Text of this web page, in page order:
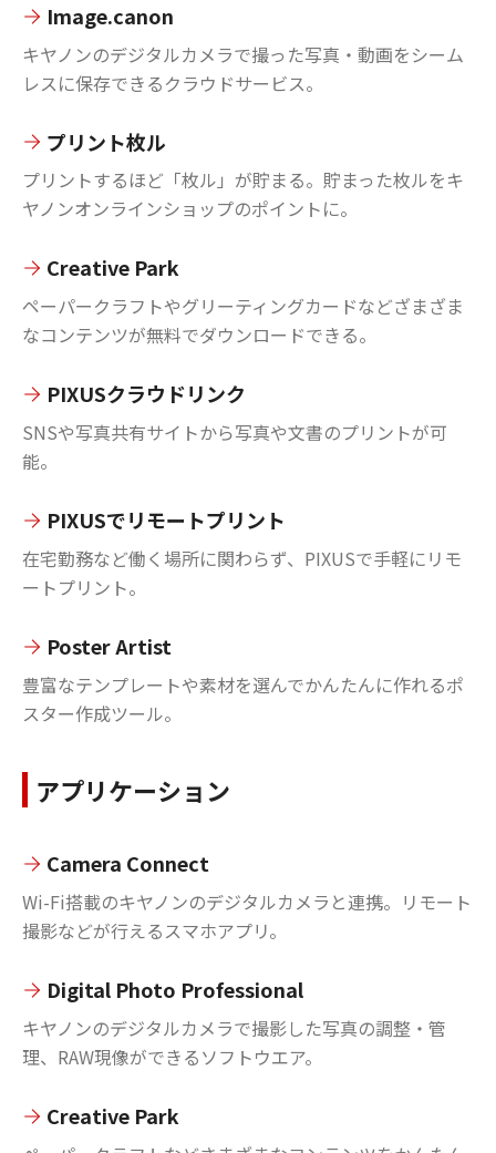
Image.canon
キヤノンのデジタルカメラで撮った写真・動画をシーム
レスに保存できるクラウドサービス。
プリント枚ル
プリントするほど「枚ル」が貯まる。貯まった枚ルをキ
ヤノンオンラインショップのポイントに。
Creative Park
ペーパークラフトやグリーティングカードなどざまざま
なコンテンツが無料でダウンロードできる。
PIXUSクラウドリンク
SNSや写真共有サイトから写真や文書のプリントが可
能。
PIXUSでリモートプリント
在宅勤務など働く場所に関わらず、PIXUSで手軽にリモ
ートプリント。
Poster Artist
豊富なテンプレートや素材を選んでかんたんに作れるポ
スター作成ツール。
アプリケーション
Camera Connect
Wi-Fi搭載のキヤノンのデジタルカメラと連携。リモート
撮影などが行えるスマホアプリ。
Digital Photo Professional
キヤノンのデジタルカメラで撮影した写真の調整・管
理、RAW現像ができるソフトウエア。
Creative Park